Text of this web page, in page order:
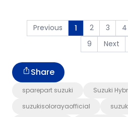
Previous 1 2 3 4
9
Next
sparepart suzuki Suzuki
suzukisolorayaofficial
Share